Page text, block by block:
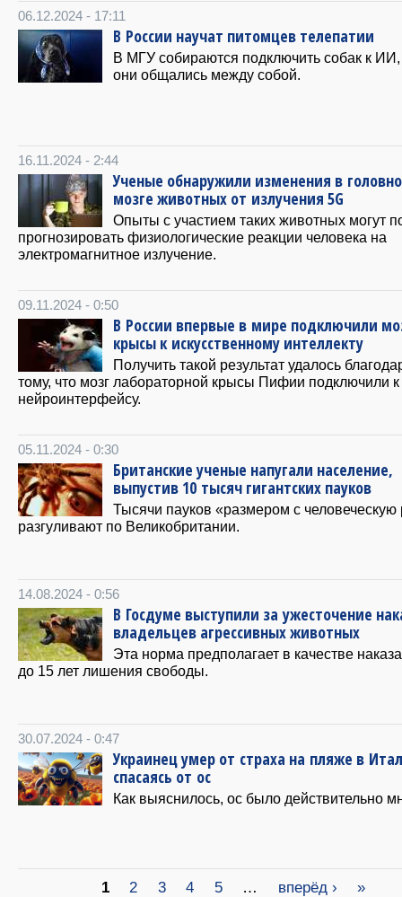
06.12.2024 - 17:11
В России научат питомцев телепатии
В МГУ собираются подключить собак к
они общались между собой.
16.11.2024 - 2:44
Ученые обнаружили изменения в
мозге животных от излучения 5G
Опыты с участием таких животных могут
прогнозировать физиологические реакции человека на
электромагнитное излучение.
09.11.2024 - 0:50
В России впервые в мире подключили
крысы к искусственному интеллекту
Получить такой результат удалось
тому, что мозг лабораторной крысы Пифии подключили к
нейроинтерфейсу.
05.11.2024 - 0:30
Британские ученые напугали население,
выпустив 10 тысяч гигантских пауков
Тысячи пауков «размером с человеческую
разгуливают по Великобритании.
14.08.2024 - 0:56
В Госдуме выступили за ужесточение
владельцев агрессивных животных
Эта норма предполагает в качестве
до 15 лет лишения свободы.
30.07.2024 - 0:47
Украинец умер от страха на пляже в
спасаясь от ос
Как выяснилось, ос было действительно
1 2 3 4 5 … вперёд › »